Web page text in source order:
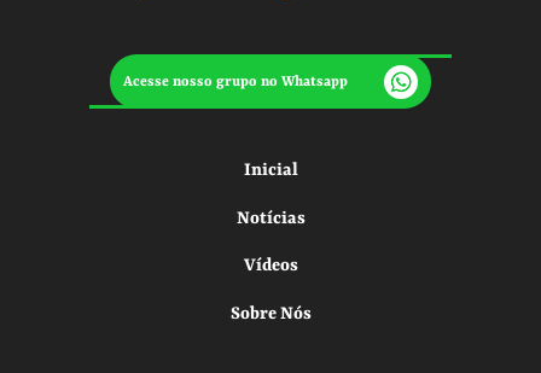
Acesse nosso grupo no Whatsapp
Inicial
Notícias
Vídeos
Sobre Nós